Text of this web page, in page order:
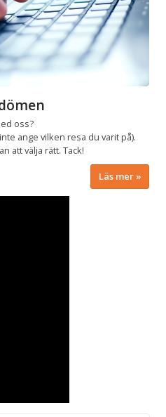
oss?
ange vilken resa du varit på).
att välja rätt. Tack!
Läs mer